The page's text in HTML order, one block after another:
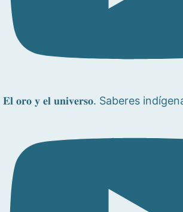
𝐄𝐥 𝐨𝐫𝐨 𝐲 𝐞𝐥 𝐮𝐧𝐢𝐯𝐞𝐫𝐬𝐨. Saberes